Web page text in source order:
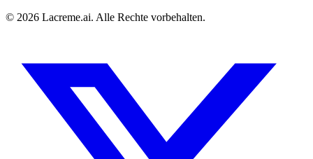
© 2026 Lacreme.ai. Alle Rechte vorbehalten.